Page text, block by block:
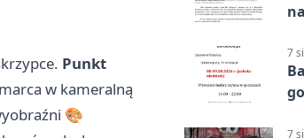
Punkt
w kameralną
🎨
7
7